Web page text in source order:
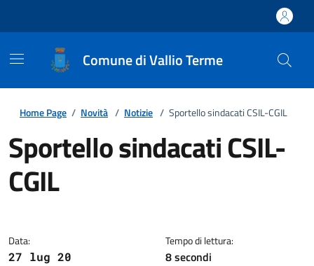
Comune di Vallio Terme
Home Page / Novità / Notizie / Sportello sindacati CSIL-CGIL
Sportello sindacati CSIL-
CGIL
Data:
27 lug 20
Tempo di lettura:
8 secondi